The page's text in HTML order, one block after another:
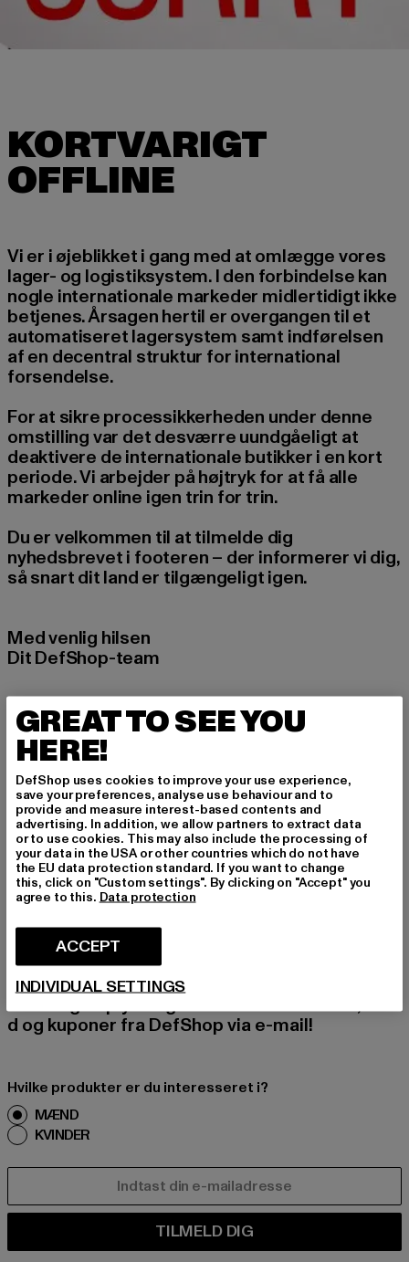
KORTVARIGT
Vi er i øjeblikket i gang med at omlægge vores
lager- og logistiksystem. I den forbindelse kan
nogle internationale markeder midlertidigt ikke
betjenes. Årsagen hertil er overgangen til et
automatiseret lagersystem samt indførelsen
af en decentral struktur for international
forsendelse.
For at sikre processikkerheden under denne
omstilling var det desværre uundgåeligt at
deaktivere de internationale butikker i en kort
periode. Vi arbejder på højtryk for at få alle
markeder online igen trin for trin.
Du er velkommen til at tilmelde dig
nyhedsbrevet i footeren – der informerer vi dig,
så snart dit land er tilgængeligt igen.
Med venlig hilsen
Dit DefShop-team
TILMELD DIG FOR A
T BLIVE INSPIRERE
T!
Tilmeld dig vores nyhedsbrev her og modtag f
remtidige oplysninger om aktuelle trends, tilbu
d og kuponer fra DefShop via e-mail!
Hvilke produkter er du interesseret i?
MÆND
KVINDER
TILMELD DIG
GREAT TO SEE YOU
HERE!
DefShop uses cookies to improve your use experience,
save your preferences, analyse use behaviour and to
provide and measure interest-based contents and
advertising. In addition, we allow partners to extract data
or to use cookies. This may also include the processing of
your data in the USA or other countries which do not have
the EU data protection standard. If you want to change
this, click on "Custom settings". By clicking on "Accept" you
agree to this. Data protection
ACCEPT
INDIVIDUAL SETTINGS